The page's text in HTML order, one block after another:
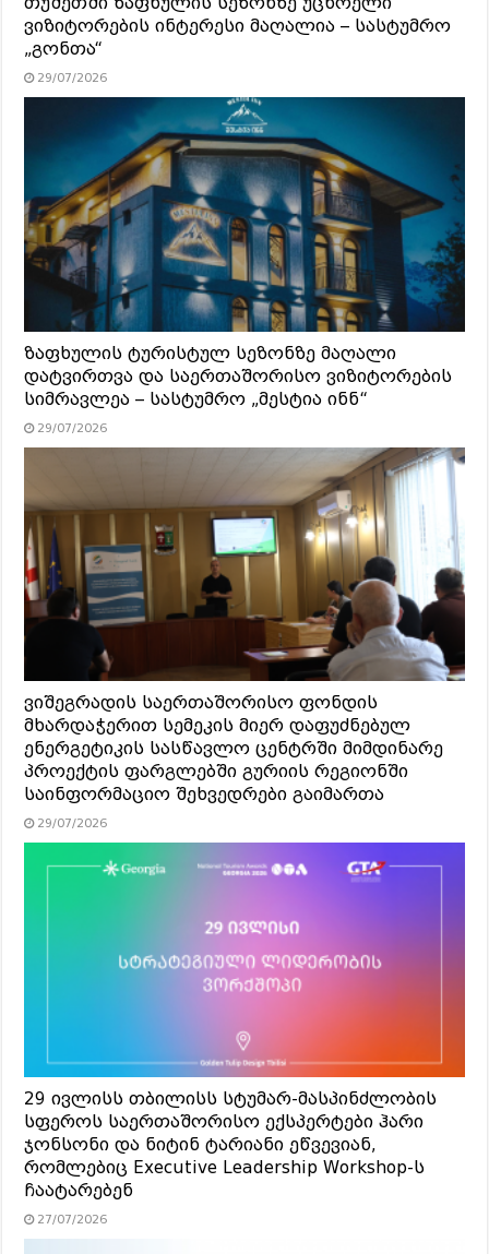
ვიზიტორების ინტერესი მაღალია – სასტუმრო
„გონთა“
29/07/2026
ზაფხულის ტურისტულ სეზონზე მაღალი
დატვირთვა და საერთაშორისო ვიზიტორების
სიმრავლეა – სასტუმრო „მესტია ინნ“
29/07/2026
ვიშეგრადის საერთაშორისო ფონდის
მხარდაჭერით სემეკის მიერ დაფუძნებულ
ენერგეტიკის სასწავლო ცენტრში მიმდინარე
პროექტის ფარგლებში გურიის რეგიონში
საინფორმაციო შეხვედრები გაიმართა
29/07/2026
29 ივლისს თბილისს სტუმარ-მასპინძლობის
სფეროს საერთაშორისო ექსპერტები ჰარი
ჯონსონი და ნიტინ ტარიანი ეწვევიან,
რომლებიც Executive Leadership Workshop-ს
ჩაატარებენ
27/07/2026